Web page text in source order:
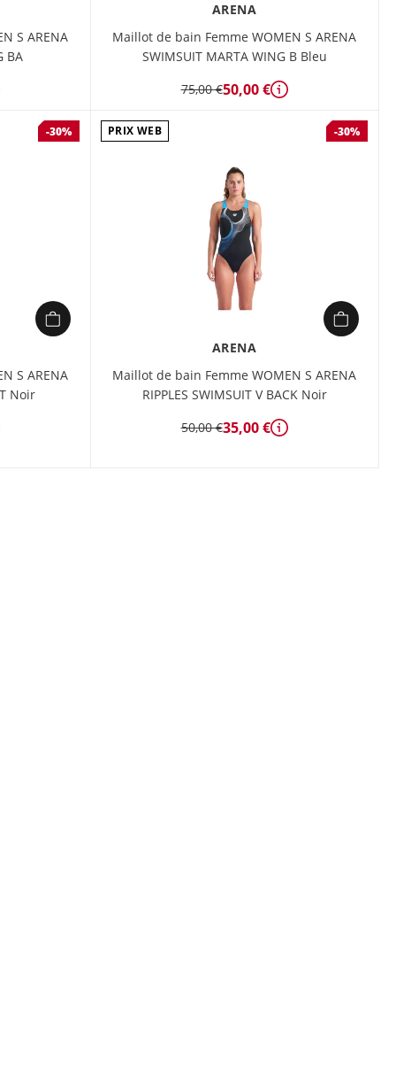
S ARENA
BA
ARENA
Maillot de bain Femme WOMEN S ARENA
SWIMSUIT MARTA WING B Bleu
75,00 €50,00 € Détails
-30%
S ARENA
Noir
PRIX WEB -30%
ARENA
Maillot de bain Femme WOMEN S ARENA
RIPPLES SWIMSUIT V BACK Noir
50,00 €35,00 € Détails